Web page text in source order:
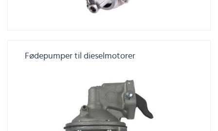
Fødepumper til dieselmotorer